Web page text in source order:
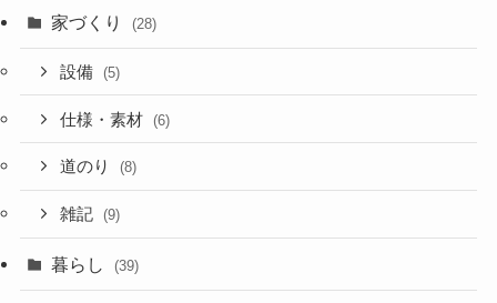
家づくり (28)
設備 (5)
仕様・素材 (6)
道のり (8)
雑記 (9)
暮らし (39)